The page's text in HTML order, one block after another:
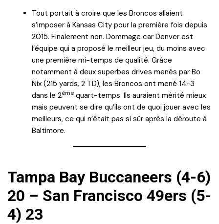
Tout portait à croire que les Broncos allaient
s’imposer à Kansas City pour la première fois depuis
2015. Finalement non. Dommage car Denver est
l’équipe qui a proposé le meilleur jeu, du moins avec
une première mi-temps de qualité. Grâce
notamment à deux superbes drives menés par Bo
Nix (215 yards, 2 TD), les Broncos ont mené 14-3
dans le 2ème quart-temps. Ils auraient mérité mieux
mais peuvent se dire qu’ils ont de quoi jouer avec les
meilleurs, ce qui n’était pas si sûr après la déroute à
Baltimore.
Tampa Bay Buccaneers (4-6)
20 – San Francisco 49ers (5-
4) 23